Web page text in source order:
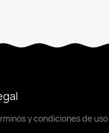
y condiciones de uso